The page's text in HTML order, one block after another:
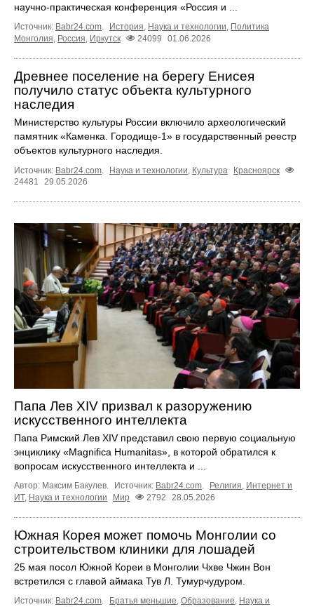
научно‑практическая конференция «Россия и ...
Источник: Babr24.com История Наука и технологии Политика
Монголия Россия Иркутск 24099 01.06.2026
Древнее поселение на берегу Енисея
получило статус объекта культурного
наследия
Министерство культуры России включило археологический
памятник «Каменка. Городище-1» в государственный реестр
объектов культурного наследия.
Источник: Babr24.com Наука и технологии Культура
Красноярск
24481
29.05.2026
Папа Лев XIV призвал к разоружению
искусственного интеллекта
Папа Римский Лев XIV представил свою первую социальную
энциклику «Magnifica Humanitas», в которой обратился к
вопросам искусственного интеллекта и ...
Автор: Максим Бакулев. Источник: Babr24.com. Религия, Интернет и
ИТ, Наука и технологии Мир 2792 28.05.2026
Южная Корея может помочь Монголии со
строительством клиники для лошадей
25 мая посол Южной Кореи в Монголии Чхве Чжин Вон
встретился с главой аймака Тув Л. Тумурчудуром.
Источник: Babr24.com. Братья меньшие, Образование, Наука и